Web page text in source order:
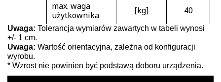
max. waga
użytkownika
[kg] 40
Uwaga: Tolerancja wymiarów zawartych w tabeli wynosi
+/- 1 cm.
Uwaga: Wartość orientacyjna, zależna od konfiguracji
wyrobu.
* Wzrost nie powinien być podstawą doboru urządzenia.